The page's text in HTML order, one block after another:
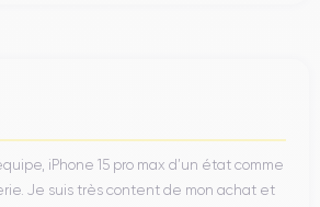
iPhone 15 pro max d’un état comme
Je suis très content de mon achat et